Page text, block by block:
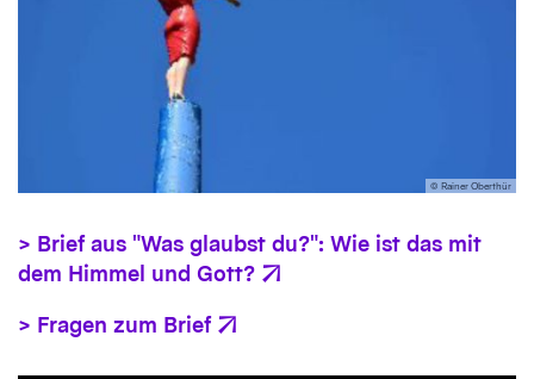
© Rainer Oberthür
> Brief aus "Was glaubst du?": Wie ist das mit
dem Himmel und Gott?
> Fragen zum Brief